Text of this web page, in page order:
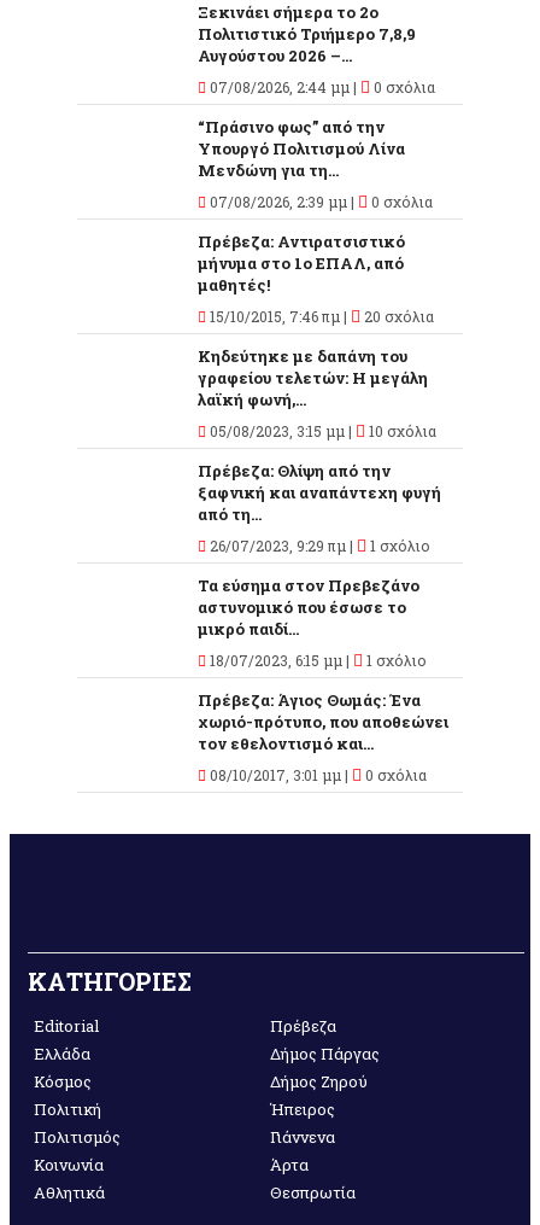
Ξεκινάει σήμερα το 2ο
Πολιτιστικό Τριήμερο 7,8,9
Αυγούστου 2026 –...
07/08/2026, 2:44 μμ | 0 σχόλια
“Πράσινο φως” από την
Υπουργό Πολιτισμού Λίνα
Μενδώνη για τη...
07/08/2026, 2:39 μμ | 0 σχόλια
Πρέβεζα: Αντιρατσιστικό
μήνυμα στο 1ο ΕΠΑΛ, από
μαθητές!
15/10/2015, 7:46 πμ | 20 σχόλια
Κηδεύτηκε με δαπάνη του
γραφείου τελετών: Η μεγάλη
λαϊκή φωνή,...
05/08/2023, 3:15 μμ | 10 σχόλια
Πρέβεζα: Θλίψη από την
ξαφνική και αναπάντεχη φυγή
από τη...
26/07/2023, 9:29 πμ | 1 σχόλιο
Τα εύσημα στον Πρεβεζάνο
αστυνομικό που έσωσε το
μικρό παιδί...
18/07/2023, 6:15 μμ | 1 σχόλιο
Πρέβεζα: Άγιος Θωμάς: Ένα
χωριό-πρότυπο, που αποθεώνει
τον εθελοντισμό και...
08/10/2017, 3:01 μμ | 0 σχόλια
ΚΑΤΗΓΟΡΙΕΣ
Editorial
Ελλάδα
Κόσμος
Πολιτική
Πολιτισμός
Κοινωνία
Αθλητικά
Πρέβεζα
Δήμος Πάργας
Δήμος Ζηρού
Ήπειρος
Γιάννενα
Άρτα
Θεσπρωτία